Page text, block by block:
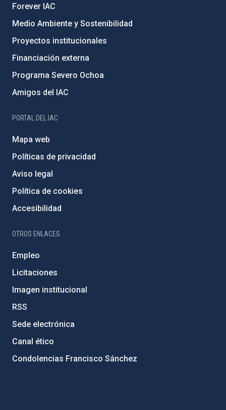
Forever IAC
Medio Ambiente y Sostenibilidad
Proyectos institucionales
Financiación externa
Programa Severo Ochoa
Amigos del IAC
PORTAL DEL IAC
Mapa web
Políticas de privacidad
Aviso legal
Política de cookies
Accesibilidad
OTROS ENLACES
Empleo
Licitaciones
Imagen institucional
RSS
Sede electrónica
Canal ético
Condolencias Francisco Sánchez